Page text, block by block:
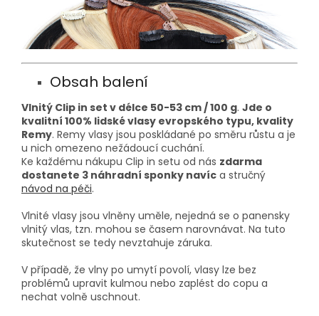
Obsah balení
Vlnitý Clip in set v délce 50-53 cm / 100 g. Jde o
kvalitní 100% lidské vlasy evropského typu, kvality
Remy. Remy vlasy jsou poskládané po směru růstu a je
u nich omezeno nežádoucí cuchání.
Ke každému nákupu Clip in setu od nás zdarma
dostanete 3 náhradní sponky navíc a stručný
návod na péči.
Vlnité vlasy jsou vlněny uměle, nejedná se o panensky
vlnitý vlas, tzn. mohou se časem narovnávat. Na tuto
skutečnost se tedy nevztahuje záruka.
V případě, že vlny po umytí povolí, vlasy lze bez
problémů upravit kulmou nebo zaplést do copu a
nechat volně uschnout.